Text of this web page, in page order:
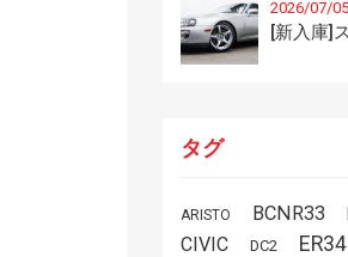
2026/07/05
[新入庫]
タグ
ARISTO BCNR33
CIVIC DC2 ER34